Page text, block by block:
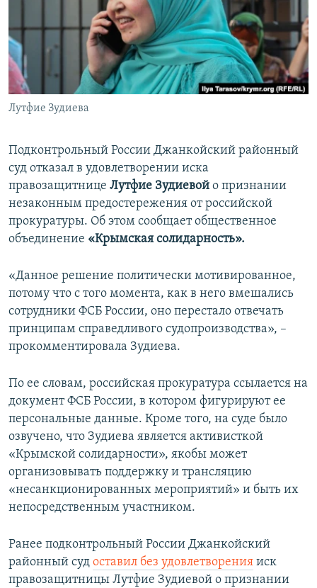
ПОБЕДИТЕЛЕЙ НЕ СУДЯТ?
КРЫМ.НЕПОКОРЕННЫЙ
УКРАИНСКАЯ ПРОБЛЕМА КРЫМА
ПРИСОЕДИНЯЙТЕСЬ!
Все сайты RFE/RL
Лутфие Зудиева
Подконтрольный России Джанкойский районный
суд отказал в удовлетворении иска
правозащитнице Лутфие Зудиевой о признании
незаконным предостережения от российской
прокуратуры. Об этом сообщает общественное
объединение «Крымская солидарность».
«Данное решение политически мотивированное,
потому что с того момента, как в него вмешались
сотрудники ФСБ России, оно перестало отвечать
принципам справедливого судопроизводства», –
прокомментировала Зудиева.
По ее словам, российская прокуратура ссылается на
документ ФСБ России, в котором фигурируют ее
персональные данные. Кроме того, на суде было
озвучено, что Зудиева является активисткой
«Крымской солидарности», якобы может
организовывать поддержку и трансляцию
«несанкционированных мероприятий» и быть их
непосредственным участником.
Ранее подконтрольный России Джанкойский
районный суд оставил без удовлетворения иск
правозащитницы Лутфие Зудиевой о признании